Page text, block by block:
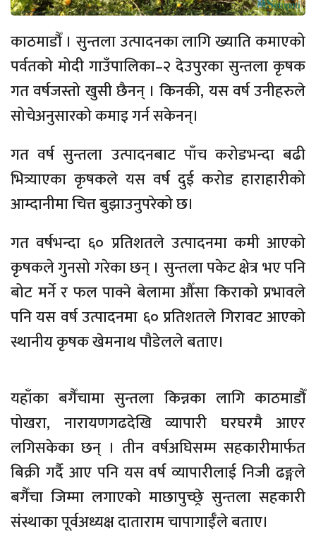
काठमाडौँ । सुन्तला उत्पादनका लागि ख्याति कमाएको
पर्वतको मोदी गाउँपालिका–२ देउपुरका सुन्तला कृषक
गत वर्षजस्तो खुसी छैनन् । किनकी, यस वर्ष उनीहरुले
सोचेअनुसारको कमाइ गर्न सकेनन्।
गत वर्ष सुन्तला उत्पादनबाट पाँच करोडभन्दा बढी
भित्र्याएका कृषकले यस वर्ष दुई करोड हाराहारीको
आम्दानीमा चित्त बुझाउनुपरेको छ।
गत वर्षभन्दा ६० प्रतिशतले उत्पादनमा कमी आएको
कृषकले गुनसो गरेका छन् । सुन्तला पकेट क्षेत्र भए पनि
बोट मर्ने र फल पाक्ने बेलामा औँसा किराको प्रभावले
पनि यस वर्ष उत्पादनमा ६० प्रतिशतले गिरावट आएको
स्थानीय कृषक खेमनाथ पौडेलले बताए।
यहाँका बगैँचामा सुन्तला किन्नका लागि काठमाडौँ
पोखरा, नारायणगढदेखि व्यापारी घरघरमै आएर
लगिसकेका छन् । तीन वर्षअघिसम्म सहकारीमार्फत
बिक्री गर्दै आए पनि यस वर्ष व्यापारीलाई निजी ढङ्गले
बगैँचा जिम्मा लगाएको माछापुच्छ्रे सुन्तला सहकारी
संस्थाका पूर्वअध्यक्ष दाताराम चापागाईँले बताए।